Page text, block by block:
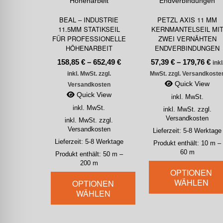
BEAL – INDUSTRIE
11.5MM STATIKSEIL
FÜR PROFESSIONELLE
HÖHENARBEIT
158,85 €– 652,49 €
inkl. MwSt. zzgl.
Versandkosten
Quick View
inkl. MwSt.
inkl. MwSt. zzgl.
Versandkosten
Lieferzeit: 5-8 Werktage
Produkt enthält: 50 m –
200 m
OPTIONEN
WÄHLEN
PETZL AXIS 11 MM
KERNMANTELSEIL MIT
ZWEI VERNÄHTEN
ENDVERBINDUNGEN
57,39 €– 179,76 €
MwSt. zzgl.
Quick View
inkl. MwSt.
inkl. MwSt. zzgl.
Versandkosten
Lieferzeit:5-8 Werktage
Produkt enthält: 10m –
60 m
OPTIONEN
WÄHLEN